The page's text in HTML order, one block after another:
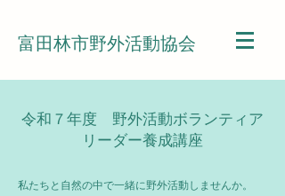
富田林市野外活動協会
令和７年度 野外活動ボランティア
リーダー養成講座
私たちと自然の中で一緒に野外活動しませんか。